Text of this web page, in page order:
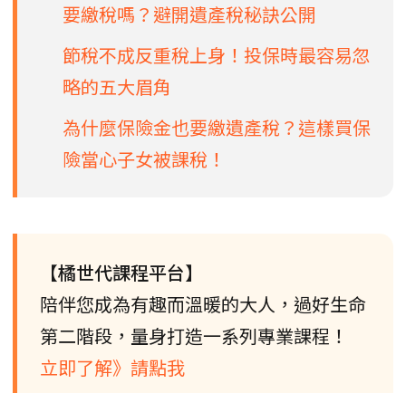
要繳稅嗎？避開遺產稅秘訣公開
節稅不成反重稅上身！投保時最容易忽
略的五大眉角
為什麼保險金也要繳遺產稅？這樣買保
險當心子女被課稅！
【橘世代課程平台】
陪伴您成為有趣而溫暖的大人，過好生命
第二階段，量身打造一系列專業課程！
立即了解》請點我